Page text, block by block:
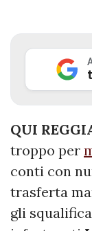
QUI
troppo per
conti con
trasferta
gli